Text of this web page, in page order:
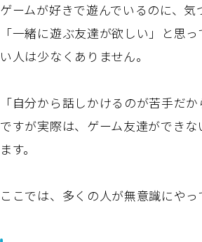
ゲームが好きで遊んでいるのに、気
「一緒に遊ぶ友達が欲しい」と思
い人は少なくありません。
「自分から話しかけるのが苦手だ
ですが実際は、ゲーム友達ができ
ます。
ここでは、多くの人が無意識にやっ